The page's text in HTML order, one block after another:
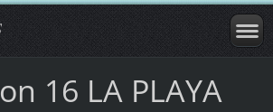
16 LA PLAYA